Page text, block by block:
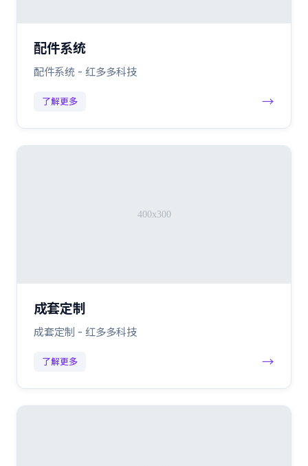
配件系统
配件系统 - 红多多科技
了解更多 →
成套定制
成套定制 - 红多多科技
了解更多 →